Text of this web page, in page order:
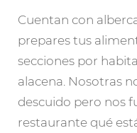
Cuentan con
prepares tus
secciones por
alacena. Nosotras
descuido pero nos
restaurante qué